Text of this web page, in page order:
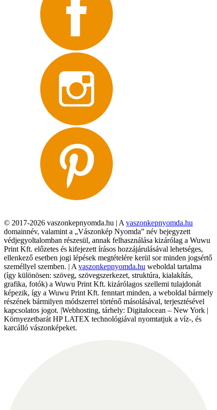
© 2017-2026 vaszonkepnyomda.hu | A vaszonkepnyomda.hu
domainnév, valamint a „Vászonkép Nyomda” név bejegyzett
védjegyoltalomban részesül, annak felhasználása kizárólag a Wuwu
Print Kft. előzetes és kifejezett írásos hozzájárulásával lehetséges,
ellenkező esetben jogi lépések megtételére kerül sor minden jogsértő
személlyel szemben. | A vaszonkepnyomda.hu weboldal tartalma
(így különösen: szöveg, szövegszerkezet, struktúra, kialakítás,
grafika, fotók) a Wuwu Print Kft. kizárólagos szellemi tulajdonát
képezik, így a Wuwu Print Kft. fenntart minden, a weboldal bármely
részének bármilyen módszerrel történő másolásával, terjesztésével
kapcsolatos jogot. |Webhosting, tárhely: Digitalocean – New York |
Környezetbarát HP LATEX technológiával nyomtatjuk a víz-, és
karcálló vászonképeket.